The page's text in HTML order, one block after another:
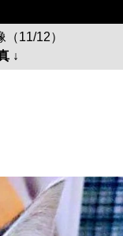
11/12）
↓